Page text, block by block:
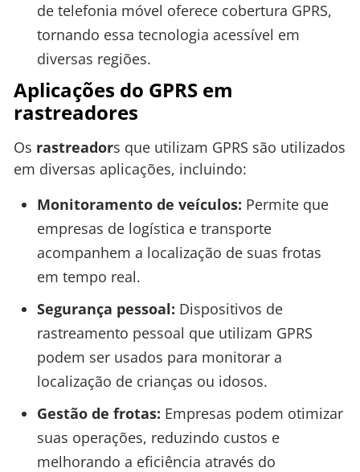
de telefonia móvel oferece cobertura GPRS,
tornando essa tecnologia acessível em
diversas regiões.
Aplicações do GPRS em
rastreadores
Os rastreadors que utilizam GPRS são utilizados
em diversas aplicações, incluindo:
Monitoramento de veículos: Permite que
empresas de logística e transporte
acompanhem a localização de suas frotas
em tempo real.
Segurança pessoal: Dispositivos de
rastreamento pessoal que utilizam GPRS
podem ser usados para monitorar a
localização de crianças ou idosos.
Gestão de frotas: Empresas podem otimizar
suas operações, reduzindo custos e
melhorando a eficiência através do